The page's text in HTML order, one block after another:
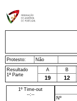
Protesto: Não
Resultado
1ª Parte
A B
19 12
1º Time-out
--:--
Nº